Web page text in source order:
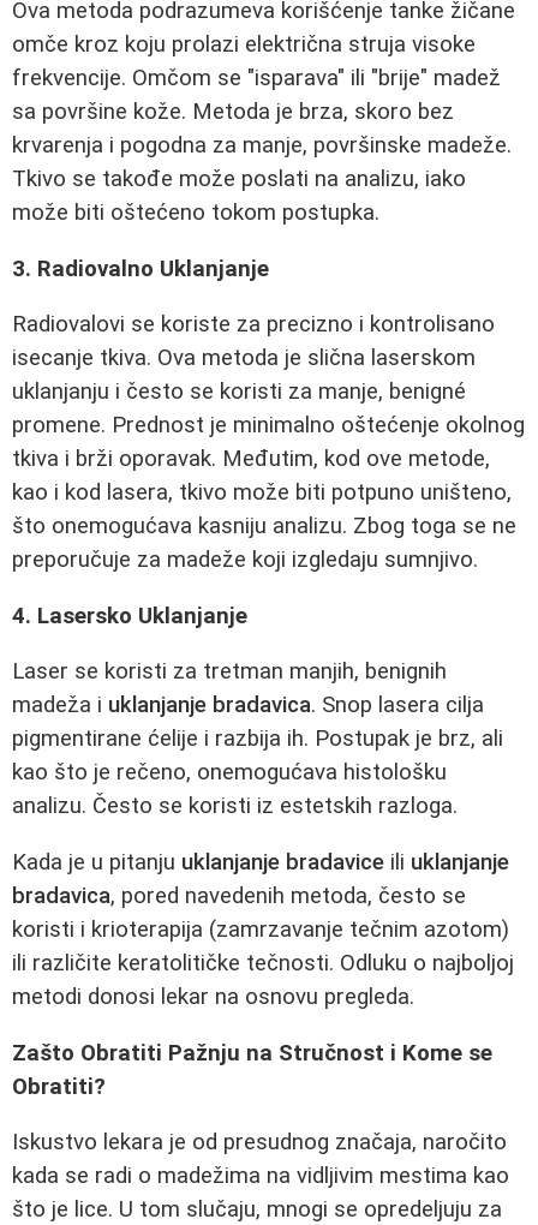
Ova metoda podrazumeva korišćenje tanke žičane
omče kroz koju prolazi električna struja visoke
frekvencije. Omčom se "isparava" ili "brije" madež
sa površine kože. Metoda je brza, skoro bez
krvarenja i pogodna za manje, površinske madeže.
Tkivo se takođe može poslati na analizu, iako
može biti oštećeno tokom postupka.
3. Radiovalno Uklanjanje
Radiovalovi se koriste za precizno i kontrolisano
isecanje tkiva. Ova metoda je slična laserskom
uklanjanju i često se koristi za manje, benigné
promene. Prednost je minimalno oštećenje okolnog
tkiva i brži oporavak. Međutim, kod ove metode,
kao i kod lasera, tkivo može biti potpuno uništeno,
što onemogućava kasniju analizu. Zbog toga se ne
preporučuje za madeže koji izgledaju sumnjivo.
4. Lasersko Uklanjanje
Laser se koristi za tretman manjih, benignih
madeža i uklanjanje bradavica. Snop lasera cilja
pigmentirane ćelije i razbija ih. Postupak je brz, ali
kao što je rečeno, onemogućava histološku
analizu. Često se koristi iz estetskih razloga.
Kada je u pitanju uklanjanje bradavice ili uklanjanje
bradavica, pored navedenih metoda, često se
koristi i krioterapija (zamrzavanje tečnim azotom)
ili različite keratolitičke tečnosti. Odluku o najboljoj
metodi donosi lekar na osnovu pregleda.
Zašto Obratiti Pažnju na Stručnost i Kome se
Obratiti?
Iskustvo lekara je od presudnog značaja, naročito
kada se radi o madežima na vidljivim mestima kao
što je lice. U tom slučaju, mnogi se opredeljuju za